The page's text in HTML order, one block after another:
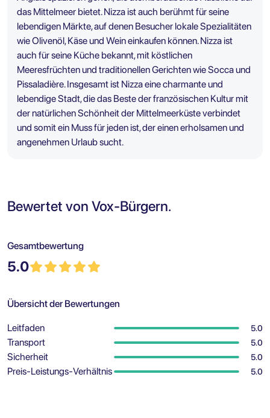
das Mittelmeer bietet. Nizza ist auch berühmt für seine
lebendigen Märkte, auf denen Besucher lokale Spezialitäten
wie Olivenöl, Käse und Wein einkaufen können. Nizza ist
auch für seine Küche bekannt, mit köstlichen
Meeresfrüchten und traditionellen Gerichten wie Socca und
Pissaladière. Insgesamt ist Nizza eine charmante und
lebendige Stadt, die das Beste der französischen Kultur mit
der natürlichen Schönheit der Mittelmeerküste verbindet
und somit ein Muss für jeden ist, der einen erholsamen und
angenehmen Urlaub sucht.
Bewertet von Vox-Bürgern.
Gesamtbewertung
5.0
Übersicht der Bewertungen
Leitfaden 5.0
Transport 5.0
Sicherheit 5.0
Preis-Leistungs-Verhältnis 5.0